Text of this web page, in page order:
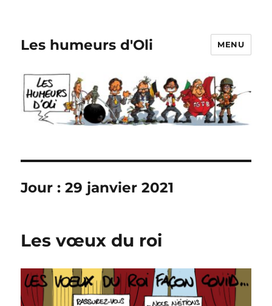
Les humeurs d'Oli MENU
Jour :29 janvier 2021
Les vœux du roi